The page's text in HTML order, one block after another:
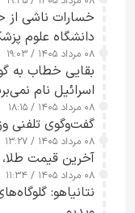
خسارات ناشی از
دانشگاه علوم
۰۸ مرداد ۱۴۰۵ / ۱۹:۰۳
بقایی خطاب به
اسرائیل نام
۰۸ مرداد ۱۴۰۵ / ۱۸:۱۵
گفت‌وگوی تلفنی
۰۸ مرداد ۱۴۰۵ / ۱۳:۲۷
آخرین قیمت طلا، سکه
۰۸ مرداد ۱۴۰۵ / ۱۱:۳۴
نتانیاهو: